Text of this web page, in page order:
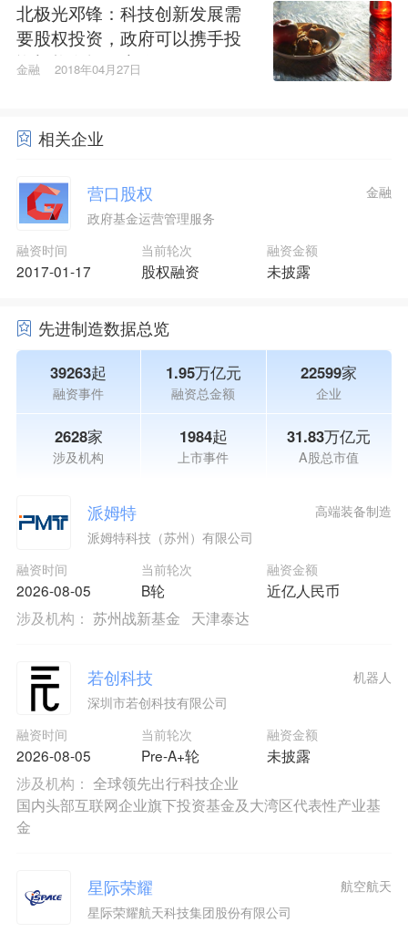
北极光邓锋：科技创新发展需
要股权投资，政府可以携手投
资机构发挥更大作用
金融 2018年04月27日
相关企业
营口股权
政府基金运营管理服务
金融
融资时间
2017-01-17
当前轮次
股权融资
融资金额
未披露
先进制造数据总览
39263起
融资事件
1.95万亿元
融资总金额
22599家
企业
2628家
涉及机构
1984起
上市事件
31.83万亿元
A股总市值
派姆特
派姆特科技（苏州）有限公司
融资时间
2026-08-05
当前轮次
B轮
融资金额
近亿人民币
高端装备制造
涉及机构： 苏州战新基金 天津泰达
若创科技
深圳市若创科技有限公司
融资时间
2026-08-05
当前轮次
Pre-A+轮
融资金额
未披露
机器人
涉及机构： 全球领先出行科技企业
国内头部互联网企业旗下投资基金及大湾区代表性产业基
金
星际荣耀
星际荣耀航天科技集团股份有限公司
航空航天